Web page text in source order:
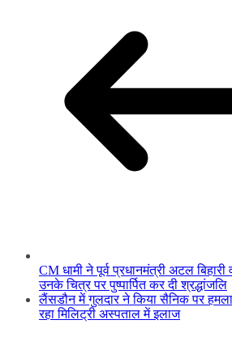
CM धामी ने पूर्व प्रधानमंत्री अटल
उनके चित्र पर पुष्पार्पित कर दी श्रद्धांजलि
लैंसडौन में गुलदार ने किया सैनिक पर
रहा मिलिट्री अस्पताल में इलाज